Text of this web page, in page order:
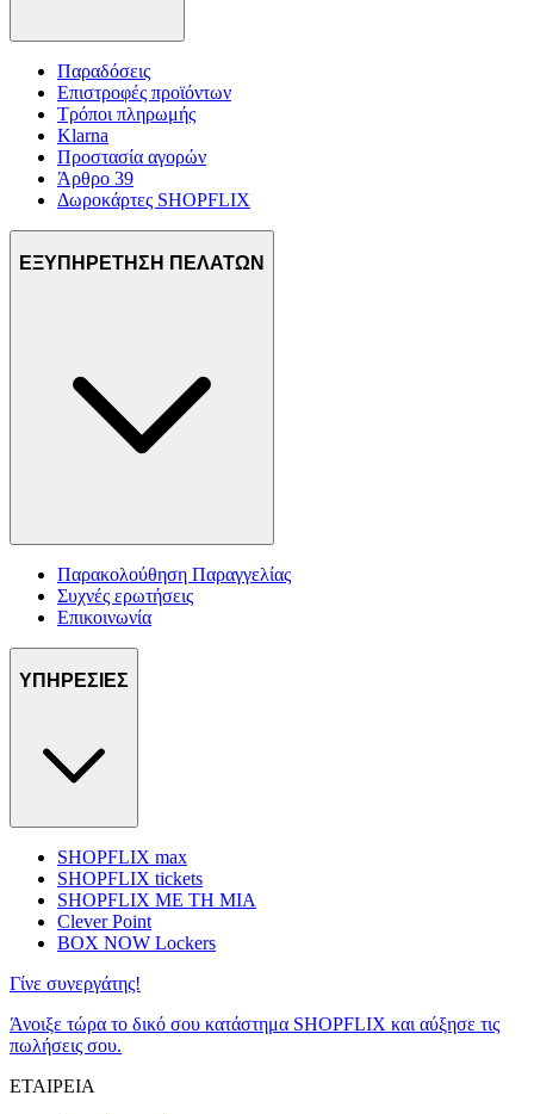
Παραδόσεις
Επιστροφές προϊόντων
Τρόποι πληρωμής
Klarna
Προστασία αγορών
Άρθρο 39
Δωροκάρτες SHOPFLIX
ΕΞΥΠΗΡΕΤΗΣΗ ΠΕΛΑΤΩΝ
Παρακολούθηση Παραγγελίας
Συχνές ερωτήσεις
Επικοινωνία
ΥΠΗΡΕΣΙΕΣ
SHOPFLIX max
SHOPFLIX tickets
SHOPFLIX ΜΕ ΤΗ ΜΙΑ
Clever Point
BOX NOW Lockers
Γίνε συνεργάτης!
Άνοιξε τώρα το δικό σου κατάστημα SHOPFLIX και αύξησε τις
πωλήσεις σου.
ΕΤΑΙΡΕΙΑ